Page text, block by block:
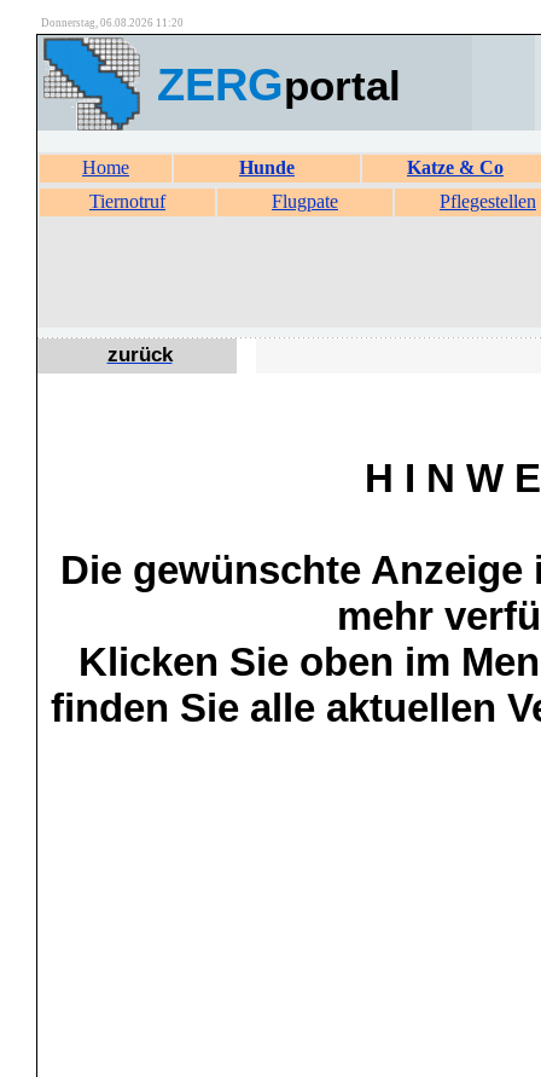
Donnerstag, 06.08.2026 11:20
ZERGportal
Home Hunde
Katze & Co
Tiernotruf
Flugpate Pflegestellen
zurück
H I N W
Die gewünschte
mehr
Klicken Sie oben im
finden Sie alle aktuellen